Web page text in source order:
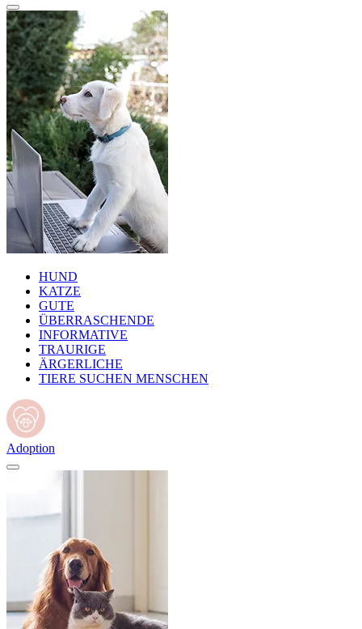
HUND
KATZE
GUTE
ÜBERRASCHENDE
INFORMATIVE
TRAURIGE
ÄRGERLICHE
TIERE SUCHEN MENSCHEN
Adoption